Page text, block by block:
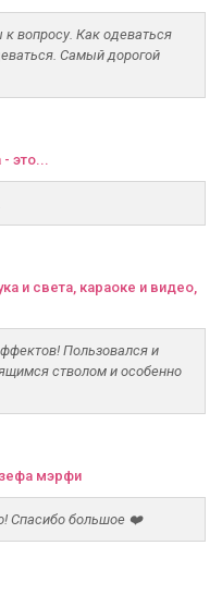
вопросу. Как одеваться
Самый дорогой
это...
и света, караоке и видео,
Пользовался и
стволом и особенно
мэрфи
Спасибо большое ❤️